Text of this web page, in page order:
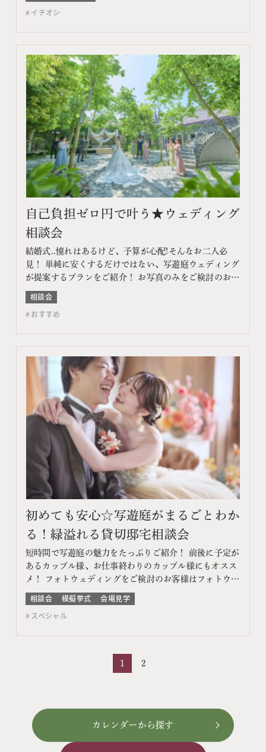
館いただいた方限定でエンゲージメントフォトをプレゼ
イチオシ
自己負担ゼロ円で叶う★ウェディング
相談会
結婚式..憧れはあるけど、予算が心配!そんなお二人必
見！ 単純に安くするだけではない、写遊庭ウェディング
が提案するプランをご紹介！ お写真のみをご検討のお客
様はフォトウェディング相談会へ このフェアに含まれる
コンテンツ フェア特典 特典内容 WEBサイトよりフェア
予約をしていただき、ご来館いただいた方限定でエンゲ
相談会
おすすめ
初めても安心☆写遊庭がまるごとわか
る！緑溢れる貸切邸宅相談会
短時間で写遊庭の魅力をたっぷりご紹介！ 前後に予定が
あるカップル様、お仕事終わりのカップル様にもオスス
メ！ フォトウェディングをご検討のお客様はフォトウェ
ディング相談会よりご予約ください このフェアに含まれ
るコンテンツ フェア特典 特典内容 WEBサイトよりフェ
ア予約をしていただき、ご来館いただいた方限定でエン
相談会 模擬挙式
会場見学
スペシャル
1 2
カレンダーから探す